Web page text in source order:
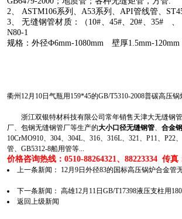
2、 ASTM106系列、 A53系列、 API管线管、
3、 无缝钢管材质：（ 10#、 45#、20#、 35#
N80-1
规格：外径Ф6mm-1080mm壁厚1.5mm-120mm
衢州12月10日气瓶用159*45的GB/T5310-2008普碳高压
浙江双银特材科技有限公司常年销售天津大无缝钢管
厂、包钢无缝钢管厂等生产的大小口径无缝钢管、 合金
10CrMO910、304、304L、316、316L、321、P11、
管、GB5312-8船用管等...
价格咨询热线：0510-88264321、88223334 传真
上一条新闻： 12月9日外径83的国标高压锅炉合金管
下一条新闻： 高雄12月11日GB/T17398液压支柱用
返回上级新闻